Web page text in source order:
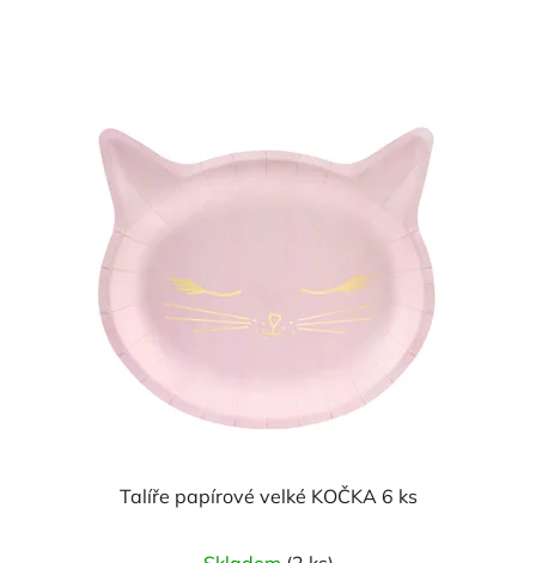
Talíře papírové velké KOČKA 6 ks